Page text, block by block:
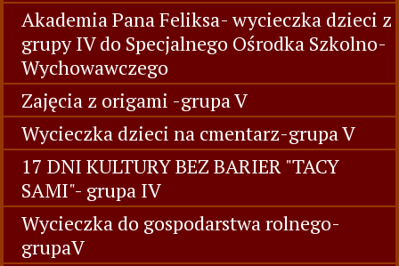
Akademia Pana Feliksa- wycieczka dzieci z
grupy IV do Specjalnego Ośrodka Szkolno-
Wychowawczego
Zajęcia z origami -grupa V
Wycieczka dzieci na cmentarz-grupa V
17 DNI KULTURY BEZ BARIER "TACY
SAMI"- grupa IV
Wycieczka do gospodarstwa rolnego-
grupaV